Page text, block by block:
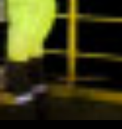
E-Mail-Adresse (optional):
Kommentar:
Alle HTML-Tags außer <br>,
URLs werden automatisch